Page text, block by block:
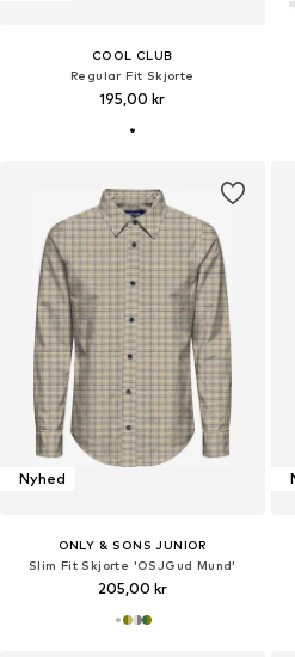
COOL CLUB
Regular Fit Skjorte
195,00 kr
Nyhed
ONLY & SONS JUNIOR
Slim Fit Skjorte 'OSJGud Mund'
205,00 kr